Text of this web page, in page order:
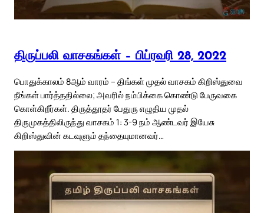
திருப்பலி வாசகங்கள் – பிப்ரவரி 28, 2022
பொதுக்காலம் 8ஆம் வாரம் – திங்கள் முதல் வாசகம் கிறிஸ்துவை
நீங்கள் பார்த்ததில்லை; அவரில் நம்பிக்கை கொண்டு பேருவகை
கொள்கிறீர்கள். திருத்தூதர் பேதுரு எழுதிய முதல்
திருமுகத்திலிருந்து வாசகம் 1: 3-9 நம் ஆண்டவர் இயேசு
கிறிஸ்துவின் கடவுளும் தந்தையுமானவர்…